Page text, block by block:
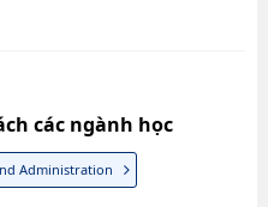
các ngành học
Administration